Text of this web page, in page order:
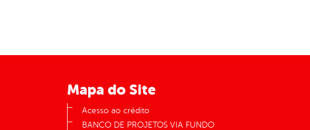
Mapa do Site
Acesso ao crédito
BANCO DE PROJETOS VIA FUNDO